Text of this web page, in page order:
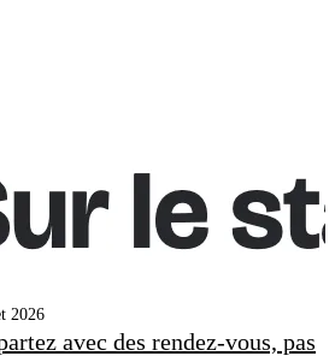
2026
avec des rendez-vous, pas